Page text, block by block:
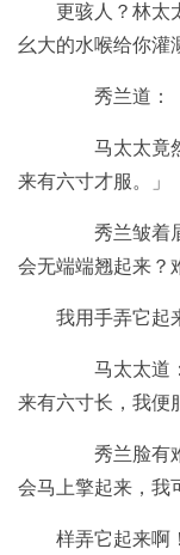
更骇人？林太
幺大的水喉给你灌
秀兰道：「
马太太竟然
来有六寸才服。」
秀兰皱着眉
会无端端翘起来？
我用手弄它起
马太太道：
来有六寸长，我便
秀兰脸有难
会马上擎起来，我
样弄它起来啊